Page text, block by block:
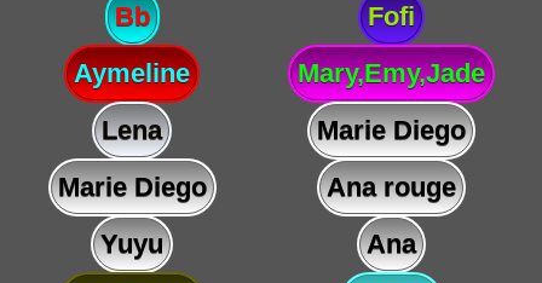
Bb
Fofi
Aymeline
Mary,Emy,Jade
Lena
Marie Diego
Marie Diego
Ana rouge
Yuyu
Ana